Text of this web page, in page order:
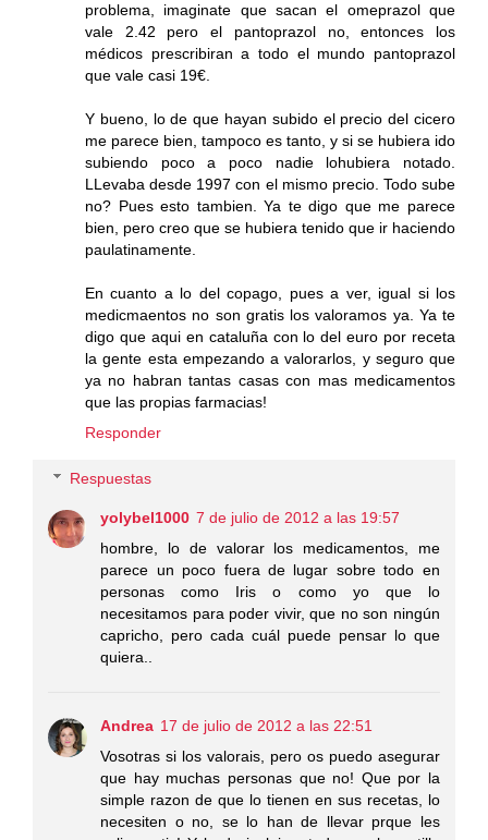
problema, imaginate que sacan el omeprazol que
vale 2.42 pero el pantoprazol no, entonces los
médicos prescribiran a todo el mundo pantoprazol
que vale casi 19€.
Y bueno, lo de que hayan subido el precio del cicero
me parece bien, tampoco es tanto, y si se hubiera ido
subiendo poco a poco nadie lohubiera notado.
LLevaba desde 1997 con el mismo precio. Todo sube
no? Pues esto tambien. Ya te digo que me parece
bien, pero creo que se hubiera tenido que ir haciendo
paulatinamente.
En cuanto a lo del copago, pues a ver, igual si los
medicmaentos no son gratis los valoramos ya. Ya te
digo que aqui en cataluña con lo del euro por receta
la gente esta empezando a valorarlos, y seguro que
ya no habran tantas casas con mas medicamentos
que las propias farmacias!
Responder
Respuestas
yolybel1000 7 de julio de 2012 a las 19:57
hombre, lo de valorar los medicamentos, me
parece un poco fuera de lugar sobre todo en
personas como Iris o como yo que lo
necesitamos para poder vivir, que no son ningún
capricho, pero cada cuál puede pensar lo que
quiera..
Andrea 17 de julio de 2012 a las 22:51
Vosotras si los valorais, pero os puedo asegurar
que hay muchas personas que no! Que por la
simple razon de que lo tienen en sus recetas, lo
necesiten o no, se lo han de llevar prque les